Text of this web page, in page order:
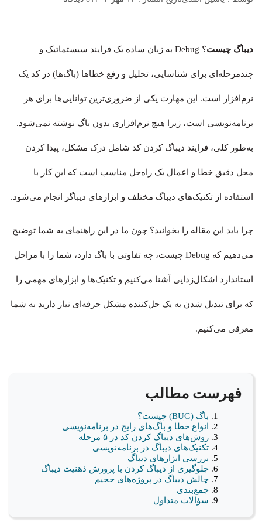
دیباگ چیست ؟ Debug به زبان ساده یک فرایند سیستماتیک و
چندمرحله‌ای برای شناسایی، تحلیل و رفع خطاها (باگ‌ها) در کد یک
نرم‌افزار است. این مهارت یکی از ضروری‌ترین توانایی‌ها برای هر
برنامه‌نویسی است، زیرا هیچ نرم‌افزاری بدون باگ نوشته نمی‌شود.
به‌طور کلی، فرایند دیباگ کردن کد شامل درک مشکل، پیدا کردن
محل دقیق خطا و اعمال یک راه‌حل مناسب است که این کار با
استفاده از تکنیک‌های دیباگ مختلف و ابزارهای دیباگر انجام می‌شود.
چرا باید این مقاله را بخوانید؟ چون ما در این راهنمای به شما توضیح
می‌دهیم که Debug چیست، چه تفاوتی با باگ دارد، شما را با مراحل
استاندارد اشکال‌زدایی آشنا می‌کنیم و تکنیک‌ها و ابزارهای مهمی را
که برای تبدیل شدن به یک حل‌کننده مشکل حرفه‌ای نیاز دارید به شما
معرفی می‌کنیم.
فهرست مطالب
باگ (BUG) چیست؟
انواع خطا و باگ‌های رایج در برنامه‌نویسی
روش‌های دیباگ کردن کد در ۵ مرحله
تکنیک‌های دیباگ در برنامه‌نویسی
بررسی ابزارهای دیباگ
جلوگیری از دیباگ کردن با پرورش ذهنیت دیباگ
چالش دیباگ در پروژه‌های حجیم
جمع‌بندی
سؤالات متداول